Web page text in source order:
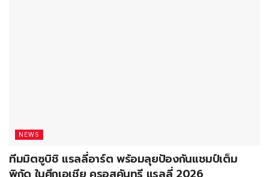
NEWS
ทีมมิตซูบิชิ แรลลี่อาร์ต พร้อมลุยป้องกันแชมป์เต็ม